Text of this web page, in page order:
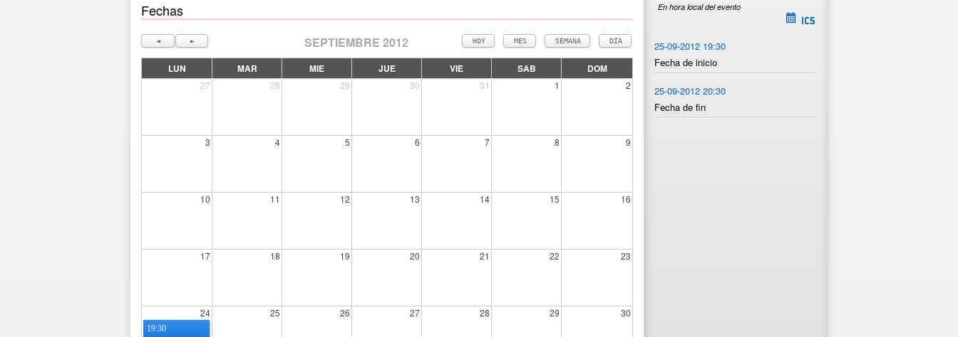
Fechas
◄ ► SEPTIEMBRE 2012 HOY MES SEMANA DÍA
LUN MAR MIE JUE VIE SAB DOM
27 28 29 30 31 1 2
3 4 5 6 7 8 9
10 11 12 13 14 15 16
17 18 19 20 21 22 23
24 25 26 27 28 29 30
19:30
En hora local del evento
25-09-2012 19:30
Fecha de inicio
25-09-2012 20:30
Fecha de fin